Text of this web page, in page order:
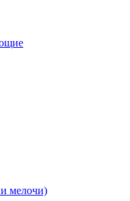
и мелочи)